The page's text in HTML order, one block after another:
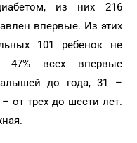
из них 216
впервые. Из этих
101 ребенок не
всех впервые
до года, 31 –
от трех до шести лет.